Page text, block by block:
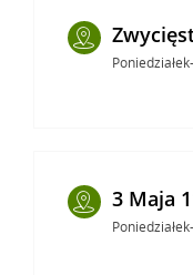
3 Maja